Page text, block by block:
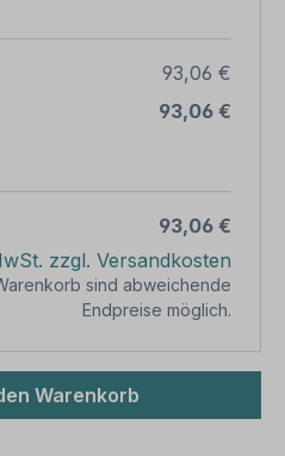
93,06 €
93,06 €
93,06 €
zzgl. Versandkosten
sind abweichende
Endpreise möglich.
Wert
Warenkorb